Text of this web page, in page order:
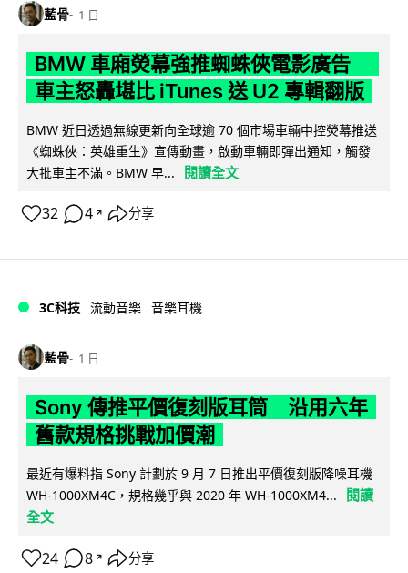
藍骨 1 日
BMW 車廂熒幕強推蜘蛛俠電影廣告
車主怒轟堪比 iTunes 送 U2 專輯翻版
BMW 近日透過無線更新向全球逾 70 個市場車輛中控熒幕推送
《蜘蛛俠：英雄重生》宣傳動畫，啟動車輛即彈出通知，觸發
大批車主不滿。BMW 早...
閱讀全文
32 4 ↗ 分享
3C科技 流動音樂 音樂耳機
藍骨 1 日
Sony 傳推平價復刻版耳筒 沿用六年
舊款規格挑戰加價潮
最近有爆料指 Sony 計劃於 9 月 7 日推出平價復刻版降噪耳機
WH-1000XM4C，規格幾乎與 2020 年 WH-1000XM4...
閱讀
全文
24 8 ↗ 分享